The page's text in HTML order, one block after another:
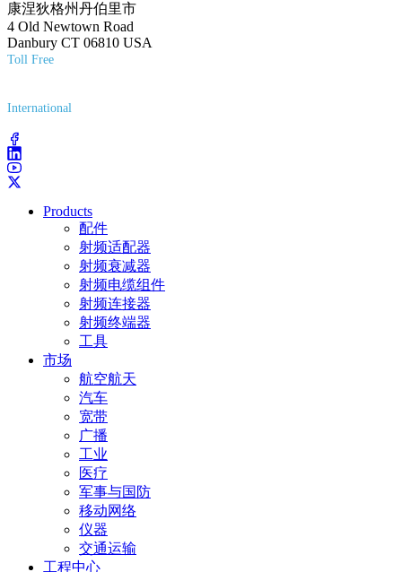
康涅狄格州丹伯里市
4 Old Newtown Road
Danbury CT 06810 USA
Toll Free
International
Products
配件
射频适配器
射频衰减器
射频电缆组件
射频连接器
射频终端器
工具
市场
航空航天
汽车
宽带
广播
工业
医疗
军事与国防
移动网络
仪器
交通运输
工程中心